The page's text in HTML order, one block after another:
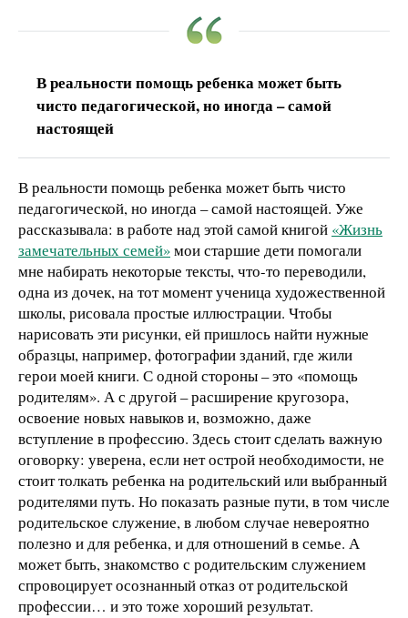
В реальности помощь ребенка может быть
чисто педагогической, но иногда – самой
настоящей
В реальности помощь ребенка может быть чисто
педагогической, но иногда – самой настоящей. Уже
рассказывала: в работе над этой самой книгой «Жизнь
замечательных семей»мои старшие дети помогали
мне набирать некоторые тексты, что-то переводили,
одна из дочек, на тот момент ученица художественной
школы, рисовала простые иллюстрации. Чтобы
нарисовать эти рисунки, ей пришлось найти нужные
образцы, например, фотографии зданий, где жили
герои моей книги. С одной стороны – это «помощь
родителям». А с другой – расширение кругозора,
освоение новых навыков и, возможно, даже
вступление в профессию. Здесь стоит сделать важную
оговорку: уверена, если нет острой необходимости, не
стоит толкать ребенка на родительский или выбранный
родителями путь. Но показать разные пути, в том числе
родительское служение, в любом случае невероятно
полезно и для ребенка, и для отношений в семье. А
может быть, знакомство с родительским служением
спровоцирует осознанный отказ от родительской
профессии… и это тоже хороший результат.